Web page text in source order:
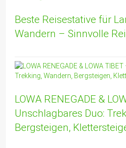
Beste Reisestative für
Wandern – Sinnvolle
LOWA RENEGADE &
Unschlagbares Duo:
Bergsteigen,